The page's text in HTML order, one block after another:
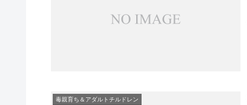
毒親育ち＆アダルトチルドレン